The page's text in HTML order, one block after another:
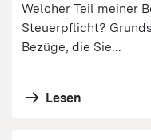
Welcher Teil meiner
Steuerpflicht?
Bezüge, die Sie...
Lesen